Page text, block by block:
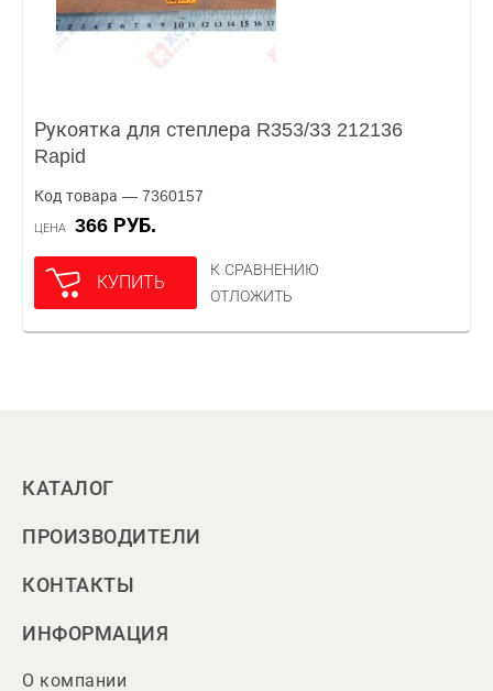
Рукоятка для степлера R353/33 212136
Rapid
Код товара — 7360157
ЦЕНА 366 РУБ.
КУПИТЬ
К СРАВНЕНИЮ
ОТЛОЖИТЬ
КАТАЛОГ
ПРОИЗВОДИТЕЛИ
КОНТАКТЫ
ИНФОРМАЦИЯ
О компании